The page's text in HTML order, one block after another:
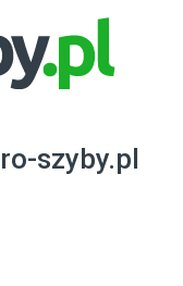
szyby.pl